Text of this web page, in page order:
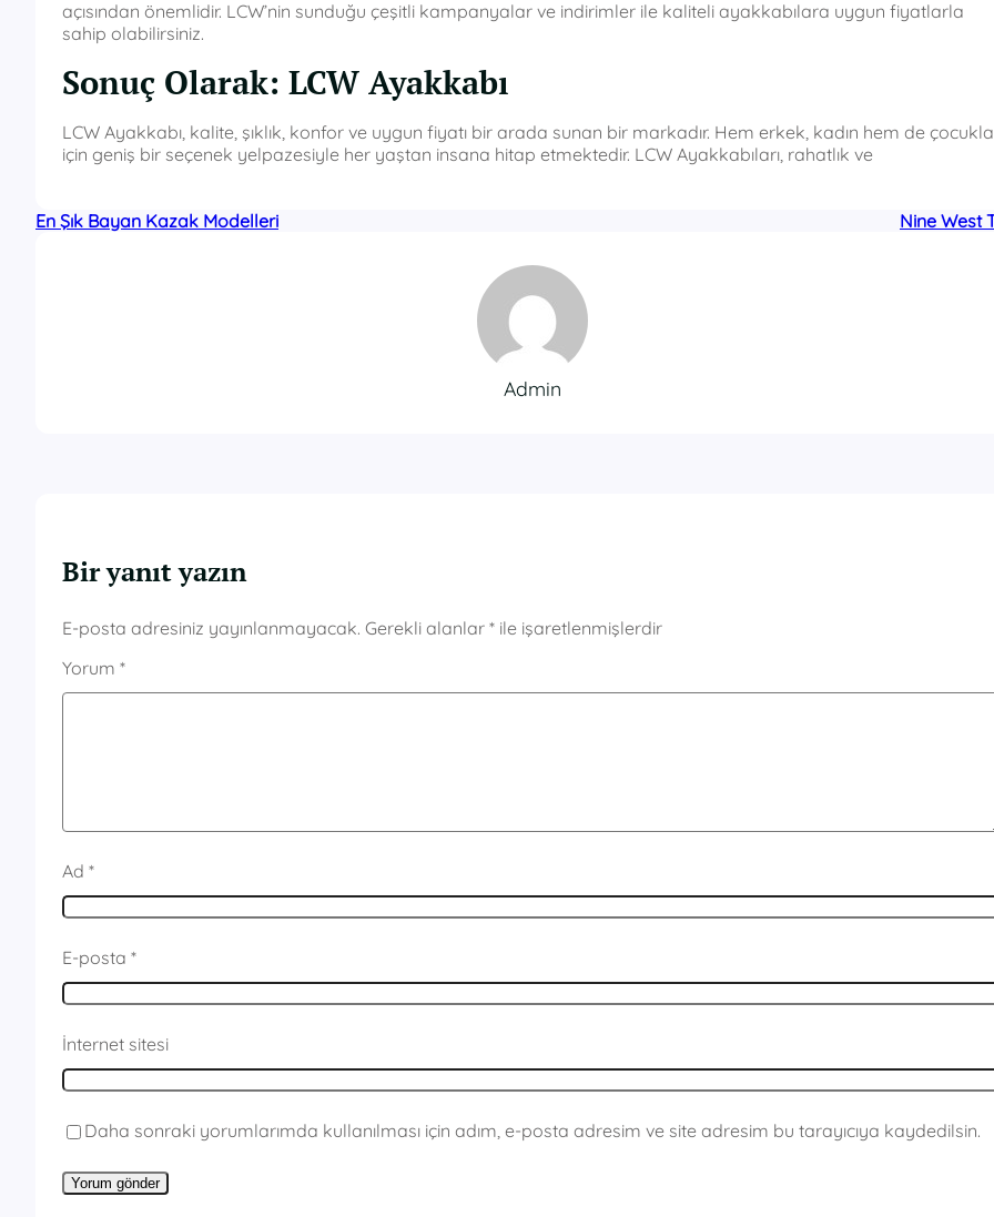
açısından önemlidir. LCW’nin sunduğu çeşitli kampanyalar ve indirimler ile kaliteli ayakkabılara uygun fiyatlarla
sahip olabilirsiniz.
Sonuç Olarak: LCW Ayakkabı
LCW Ayakkabı, kalite, şıklık, konfor ve uygun fiyatı bir arada sunan bir markadır. Hem erkek, kadın hem de
için geniş bir seçenek yelpazesiyle her yaştan insana hitap etmektedir. LCW Ayakkabıları, rahatlık ve
En Şık Bayan Kazak Modelleri Nine West
Admin
Bir yanıt yazın
E-posta adresiniz yayınlanmayacak. Gerekli alanlar * ile işaretlenmişlerdir
Yorum *
Ad *
E-posta *
İnternet sitesi
Daha sonraki yorumlarımda kullanılması için adım, e-posta adresim ve site adresim bu tarayıcıya kaydedilsin.